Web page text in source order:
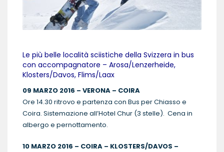
Le più belle località sciistiche della Svizzera in bus
con accompagnatore – Arosa/Lenzerheide,
Klosters/Davos, Flims/Laax
09 MARZO 2016 – VERONA – COIRA
Ore 14.30 ritrovo e partenza con Bus per Chiasso e
Coira. Sistemazione all’Hotel Chur (3 stelle). Cena in
albergo e pernottamento.
10 MARZO 2016 – COIRA – KLOSTERS/DAVOS –